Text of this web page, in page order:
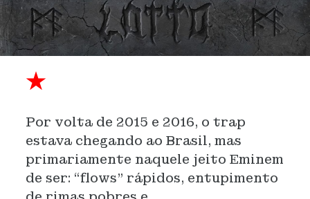
★
Por volta de 2015 e 2016, o trap
estava chegando ao Brasil, mas
primariamente naquele jeito Eminem
de ser: “flows” rápidos, entupimento